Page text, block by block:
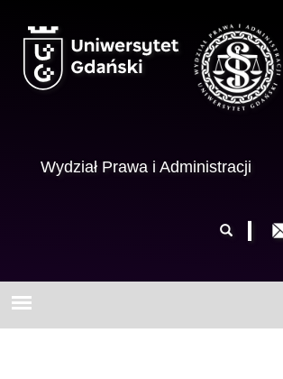
Wydział Prawa i Administracji
wyszukiwania